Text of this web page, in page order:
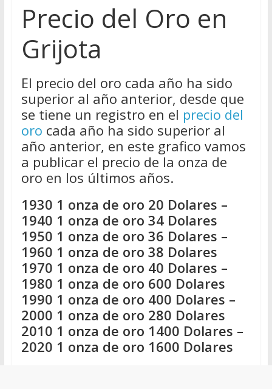
Precio del Oro en
Grijota
El precio del oro cada año ha sido
superior al año anterior, desde que
se tiene un registro en el precio del
oro cada año ha sido superior al
año anterior, en este grafico vamos
a publicar el precio de la onza de
oro en los últimos años.
1930 1 onza de oro 20 Dolares –
1940 1 onza de oro 34 Dolares
1950 1 onza de oro 36 Dolares –
1960 1 onza de oro 38 Dolares
1970 1 onza de oro 40 Dolares –
1980 1 onza de oro 600 Dolares
1990 1 onza de oro 400 Dolares –
2000 1 onza de oro 280 Dolares
2010 1 onza de oro 1400 Dolares –
2020 1 onza de oro 1600 Dolares